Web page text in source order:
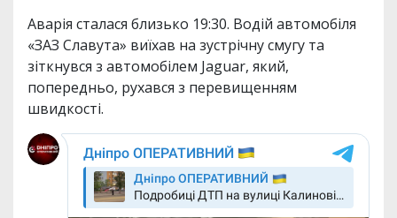
Аварія сталася близько 19:30. Водій автомобіля
«ЗАЗ Славута» виїхав на зустрічну смугу та
зіткнувся з автомобілем Jaguar, який,
попередньо, рухався з перевищенням
швидкості.